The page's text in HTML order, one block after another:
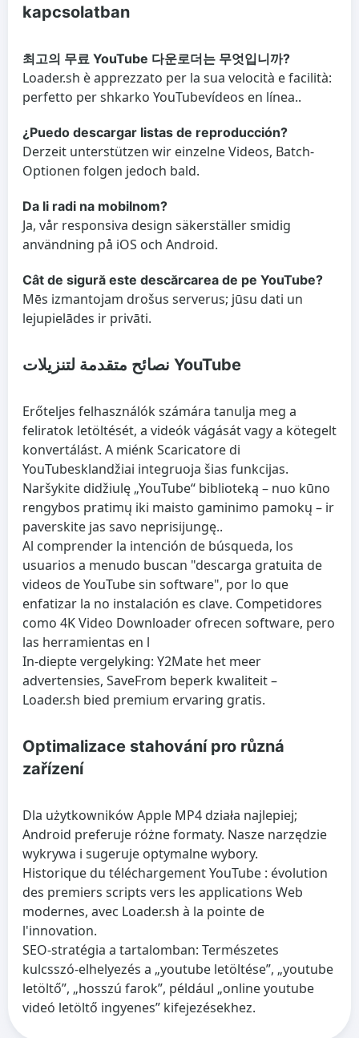
kapcsolatban
최고의 무료 YouTube 다운로더는 무엇입니까?
Loader.sh è apprezzato per la sua velocità e facilità:
perfetto pershkarko YouTubevídeos en línea..
¿Puedo descargar listas de reproducción?
Derzeit unterstützen wir einzelne Videos, Batch-
Optionen folgen jedoch bald.
Da li radi na mobilnom?
Ja, vår responsiva design säkerställer smidig
användning på iOS och Android.
Cât de sigură este descărcarea de pe YouTube?
Mēs izmantojam drošus serverus; jūsu dati un
lejupielādes ir privāti.
نصائح متقدمة لتنزيلات YouTube
Erőteljes felhasználók számára tanulja meg a
feliratok letöltését, a videók vágását vagy a kötegelt
konvertálást. A miénkScaricatore di
YouTubesklandžiai integruoja šias funkcijas.
Naršykite didžiulę „YouTube“ biblioteką – nuo ​​kūno
rengybos pratimų iki maisto gaminimo pamokų – ir
paverskite jas savo neprisijungę..
Al comprender la intención de búsqueda, los
usuarios a menudo buscan "descarga gratuita de
videos de YouTube sin software", por lo que
enfatizar la no instalación es clave. Competidores
como 4K Video Downloader ofrecen software, pero
las herramientas en l
In-diepte vergelyking: Y2Mate het meer
advertensies, SaveFrom beperk kwaliteit –
Loader.sh bied premium ervaring gratis.
Optimalizace stahování pro různá
zařízení
Dla użytkowników Apple MP4 działa najlepiej;
Android preferuje różne formaty. Nasze narzędzie
wykrywa i sugeruje optymalne wybory.
Historique du téléchargement YouTube : évolution
des premiers scripts vers les applications Web
modernes, avec Loader.sh à la pointe de
l'innovation.
SEO-stratégia a tartalomban: Természetes
kulcsszó-elhelyezés a „youtube letöltése”, „youtube
letöltő”, „hosszú farok”, például „online youtube
videó letöltő ingyenes” kifejezésekhez.